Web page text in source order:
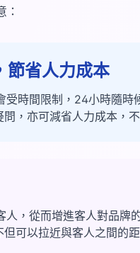
節省人力成本
時間限制，24小時隨時
，亦可減省人力成本，
，從而增進客人對品牌
可以拉近與客人之間的